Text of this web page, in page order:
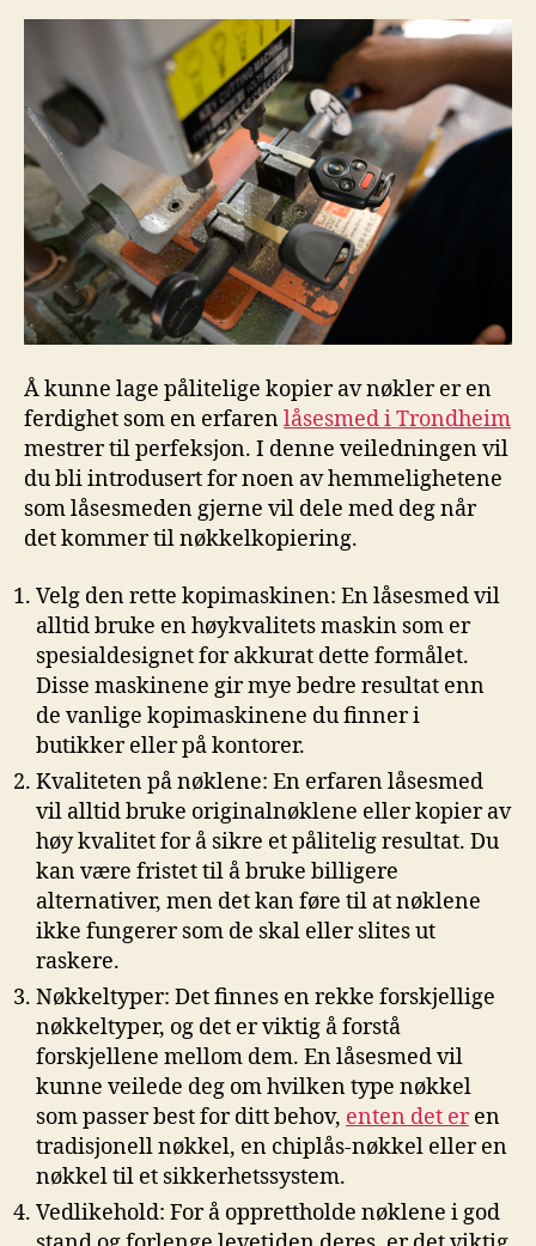
Å kunne lage pålitelige kopier av nøkler er ⁢en
ferdighet som en erfaren​låsesmed i Trondheim
mestrer til perfeksjon. I denne veiledningen⁣ vil
du bli introdusert for noen‍ av hemmelighetene
som låsesmeden gjerne vil ⁣dele med deg ‍når
det kommer ‍til nøkkelkopiering.
Velg​ den rette kopimaskinen:‍ En‌ låsesmed⁢ vil
alltid bruke en høykvalitets maskin som er
spesialdesignet for akkurat dette formålet.
Disse maskinene gir mye bedre resultat enn
de vanlige kopimaskinene du ​finner i ​
butikker ‌eller på kontorer.
Kvaliteten på nøklene: En erfaren låsesmed
vil alltid⁣ bruke⁣ originalnøklene ​eller kopier av
​høy⁤ kvalitet for å sikre et pålitelig resultat. ‌Du
⁤kan være fristet til⁣ å bruke billigere
alternativer, men det kan⁤ føre til at nøklene
ikke fungerer som de skal eller slites ut
raskere.
Nøkkeltyper: Det finnes⁢ en⁤ rekke forskjellige
‌nøkkeltyper, ⁣og det er viktig å forstå ​
forskjellene mellom dem. En låsesmed ‍vil
kunne‍ veilede deg om ⁢hvilken type ​nøkkel
som passer best for ditt behov, ‍ enten det eren
tradisjonell nøkkel, en chiplås-nøkkel eller ‌en
nøkkel til‍ et sikkerhetssystem.
Vedlikehold: For å opprettholde‌ nøklene i​ god